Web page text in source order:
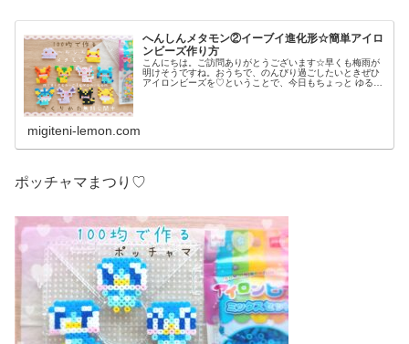
へんしんメタモン②イーブイ進化形☆簡単アイロ
ンビーズ作り方
こんにちは。ご訪問ありがとうございます☆早くも梅雨が
明けそうですね。おうちで、のんびり過ごしたいときぜひ
アイロンビーズを♡ということで、今日もちょっと ゆる〜
migiteni-lemon.com
ポッチャマまつり♡